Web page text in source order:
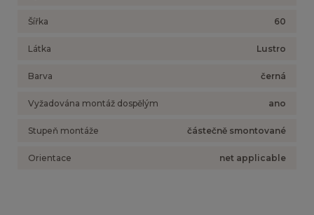
Šířka 60
Látka Lustro
Barva černá
Vyžadována montáž dospělým ano
Stupeň montáže částečně smontované
Orientace net applicable